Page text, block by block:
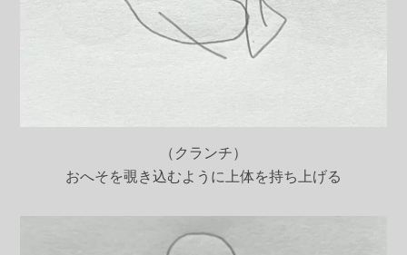
（クランチ）
おへそを覗き込むように上体を持ち上げる